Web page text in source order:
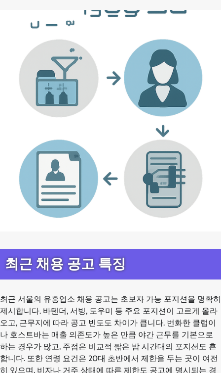
최근 채용 공고 특징
최근 서울의 유흥업소 채용 공고는 초보자 가능 포지션을 명확히
제시합니다. 바텐더, 서빙, 도우미 등 주요 포지션이 고르게 올라
오고, 근무지에 따라 공고 빈도도 차이가 큽니다. 번화한 클럽이
나 호스트바는 매출 의존도가 높은 만큼 야간 근무를 기본으로
하는 경우가 많고, 주점은 비교적 짧은 밤 시간대의 포지션도 흔
합니다. 또한 연령 요건은 20대 초반에서 제한을 두는 곳이 여전
히 있으며, 비자나 거주 상태에 따른 제한도 공고에 명시되는 경